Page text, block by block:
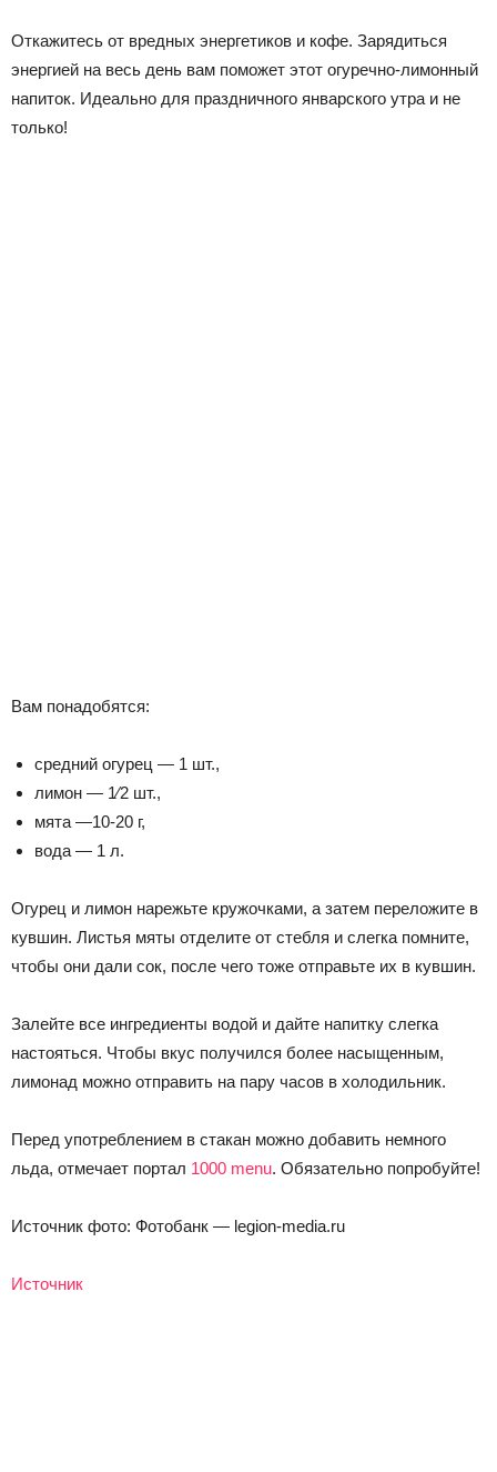
Откажитесь от вредных энергетиков и кофе. Зарядиться
энергией на весь день вам поможет этот огуречно-лимонный
напиток. Идеально для праздничного январского утра и не
только!
Вам понадобятся:
средний огурец — 1 шт.,
лимон — 1⁄2 шт.,
мята —10-20 г,
вода — 1 л.
Огурец и лимон нарежьте кружочками, а затем переложите в
кувшин. Листья мяты отделите от стебля и слегка помните,
чтобы они дали сок, после чего тоже отправьте их в кувшин.
Залейте все ингредиенты водой и дайте напитку слегка
настояться. Чтобы вкус получился более насыщенным,
лимонад можно отправить на пару часов в холодильник.
Перед употреблением в стакан можно добавить немного
льда, отмечает портал 1000 menu. Обязательно попробуйте!
Источник фото: Фотобанк — legion-media.ru
Источник